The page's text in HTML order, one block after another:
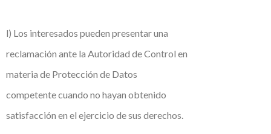
l) Los interesados pueden presentar una
reclamación ante la Autoridad de Control en
materia de Protección de Datos
competente cuando no hayan obtenido
satisfacción en el ejercicio de sus derechos.